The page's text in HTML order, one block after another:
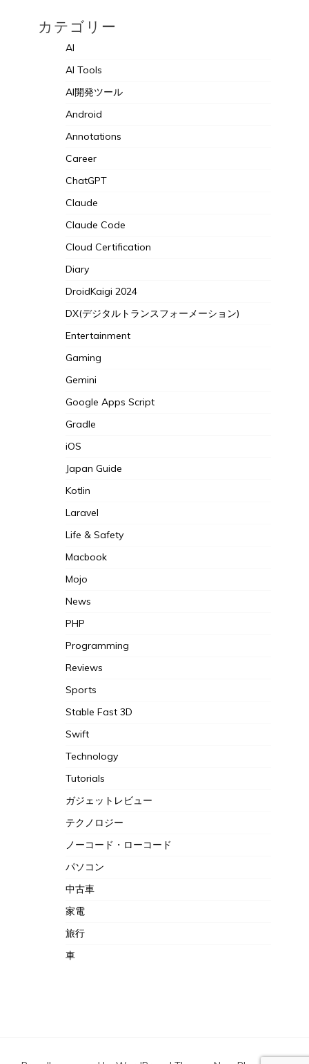
カテゴリー
AI
AI Tools
AI開発ツール
Android
Annotations
Career
ChatGPT
Claude
Claude Code
Cloud Certification
Diary
DroidKaigi 2024
DX(デジタルトランスフォーメーション)
Entertainment
Gaming
Gemini
Google Apps Script
Gradle
iOS
Japan Guide
Kotlin
Laravel
Life & Safety
Macbook
Mojo
News
PHP
Programming
Reviews
Sports
Stable Fast 3D
Swift
Technology
Tutorials
ガジェットレビュー
テクノロジー
ノーコード・ローコード
パソコン
中古車
家電
旅行
車